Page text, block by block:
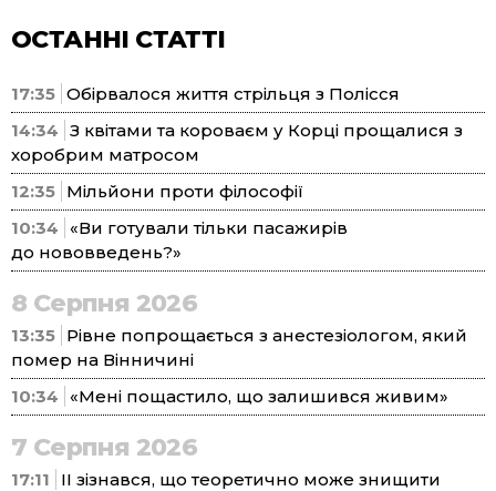
ОСТАННІ СТАТТІ
17:35 Обірвалося життя стрільця з Полісся
14:34 З квітами та короваєм у Корці прощалися з
хоробрим матросом
12:35 Мільйони проти філософії
10:34
«Ви готували тільки пасажирів
до нововведень?»
8 Серпня 2026
13:35 Рівне попрощається з анестезіологом, який
помер на Вінничині
10:34
«Мені пощастило, що залишився живим»
7 Серпня 2026
17:11
ІІ зізнався, що теоретично може знищити